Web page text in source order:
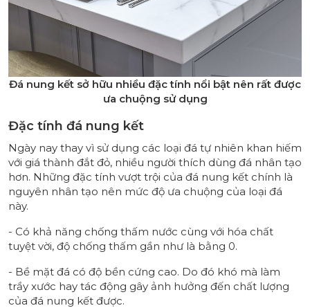
Đá nung kết sở hữu nhiều đặc tính nổi bật nên rất được
ưa chuộng sử dụng
Đặc tính đá nung kết
Ngày nay thay vì sử dụng các loại đá tự nhiên khan hiếm
với giá thành đắt đỏ, nhiều người thích dùng đá nhân tạo
hơn. Những đặc tính vượt trội của đá nung kết chính là
nguyên nhân tạo nên mức độ ưa chuộng của loại đá
này.
- Có khả năng chống thấm nước cùng với hóa chất
tuyệt vời, độ chống thấm gần như là bằng 0.
- Bề mặt đá có độ bền cứng cao. Do đó khó mà làm
trầy xước hay tác động gây ảnh hưởng đến chất lượng
của đá nung kết được.